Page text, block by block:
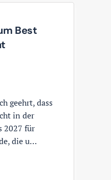
Best
geehrt, dass
in der
2027 für
die u…